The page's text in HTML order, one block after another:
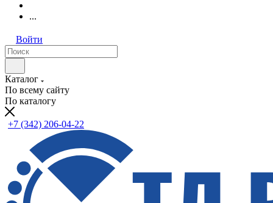
...
Войти
Каталог
По всему сайту
По каталогу
+7 (342) 206-04-22